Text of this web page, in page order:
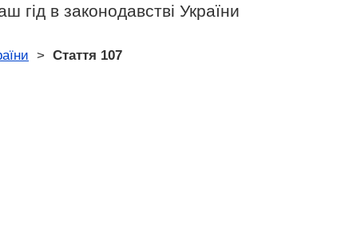
гід в законодавстві України
> Стаття 107